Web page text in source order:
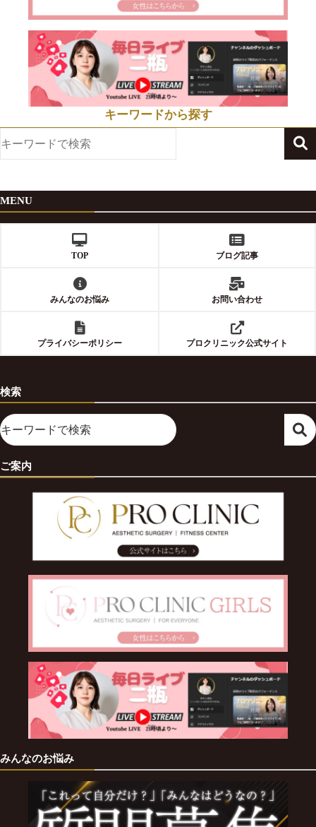
キーワードから探す
MENU
TOP ブログ記事
みんなのお悩み お問い合わせ
プライバシーポリシー プロクリニック公式サイト
検索
ご案内
みんなのお悩み